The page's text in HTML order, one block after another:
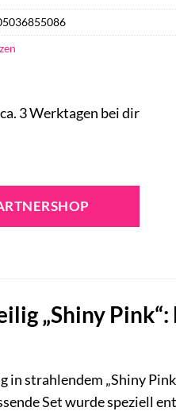
3 Werktagen bei dir
„Shiny
in strahlendem „Shiny
Set wurde speziell